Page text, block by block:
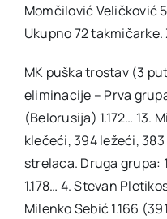
Momčilović Veličković
Ukupno 72 takmičarke.
MK puška trostav (3
eliminacije – Prva
(Belorusija) 1.172… 13.
klečeći, 394 ležeći,
strelaca. Druga grupa:
1.178… 4. Stevan
Milenko Sebić 1.166